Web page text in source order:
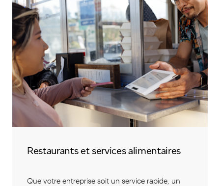
Restaurants et services alimentaires
Que votre entreprise soit un service rapide, un